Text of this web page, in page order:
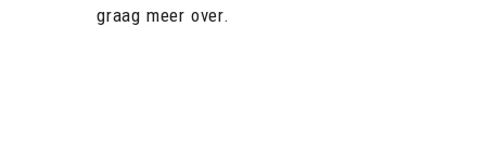
graag meer over.